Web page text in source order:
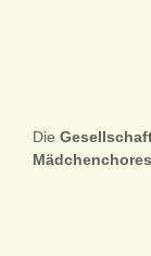
Die